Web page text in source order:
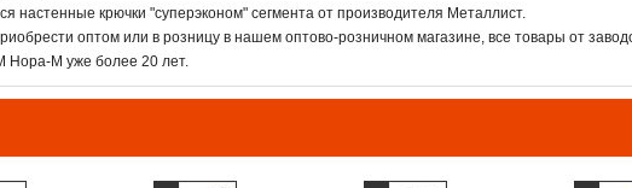
настенные крючки "суперэконом" сегмента от производителя Металлист.
оптом или в розницу в нашем оптово-розничном магазине, все товары от
Нора-М уже более 20 лет.